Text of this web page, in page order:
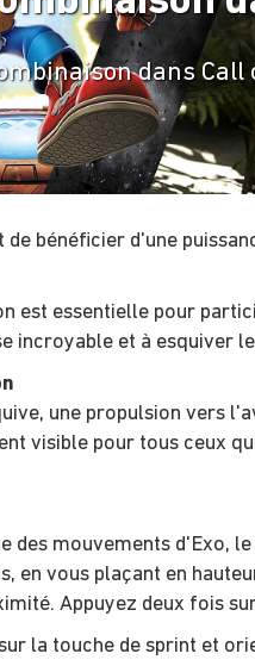
dans Call
bénéficier d'une
est essentielle pour
incroyable et à esquiver
une propulsion vers
visible pour tous ceux
des mouvements d'Exo,
en vous plaçant en
Appuyez deux fois
la touche de sprint et